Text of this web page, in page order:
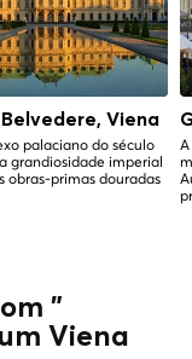
Viena
palaciano do século
grandiosidade imperial
obras-primas douradas
"
Viena